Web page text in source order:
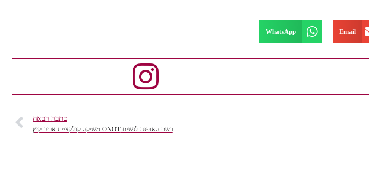
Email
WhatsApp
כתבה הבאה
רשת האופנה לנשים ONOT משיקה קולקציית אביב-קיץ